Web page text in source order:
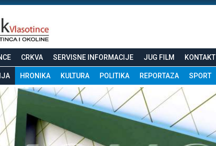
CRKVA SERVISNE INFORMACIJE JUG FILM KONTAKT
HRONIKA KULTURA POLITIKA REPORTAZA SPORT